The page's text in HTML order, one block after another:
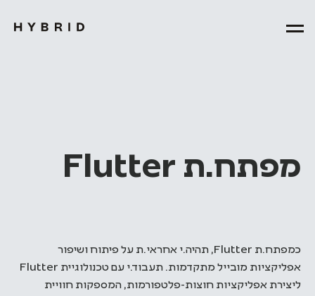
מפתח.ת Flutter
כמפתח.ת Flutter, תהיה.י אחראי.ת על פיתוח ושיפור
אפליקציות מובייל מתקדמות. תעבוד.י עם טכנולוגיית Flutter
ליצירת אפליקציות חוצות-פלטפורמות, המספקות חוויית